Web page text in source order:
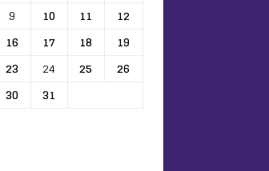
9 10 11
12
16 17 18
19
23 24 25
26
30
31